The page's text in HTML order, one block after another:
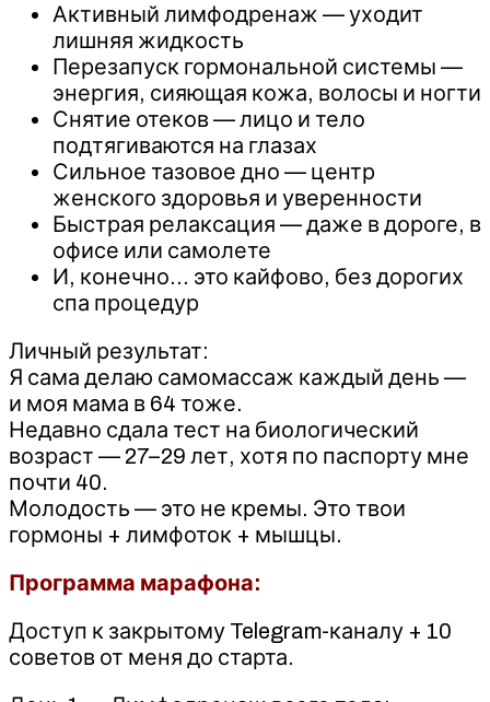
Активный лимфодренаж — уходит
лишняя жидкость
Перезапуск гормональной системы —
энергия, сияющая кожа, волосы и ногти
Снятие отеков — лицо и тело
подтягиваются на глазах
Сильное тазовое дно — центр
женского здоровья и уверенности
Быстрая релаксация — даже в дороге, в
офисе или самолете
И, конечно… это кайфово, без дорогих
спа процедур
Личный результат:
Я сама делаю самомассаж каждый день —
и моя мама в 64 тоже.
Недавно сдала тест на биологический
возраст — 27–29 лет, хотя по паспорту мне
почти 40.
Молодость — это не кремы. Это твои
гормоны + лимфоток + мышцы.
Программа марафона:
Доступ к закрытому Telegram-каналу + 10
советов от меня до старта.